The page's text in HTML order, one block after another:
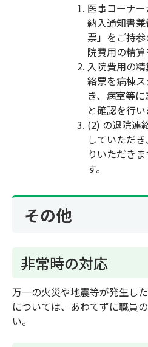
医事コーナ
納入通知書
票」をご持
院費用の精算
入院費用の
絡票を病棟
き、病室等
と確認を行い
(2) の退院連
していただ
りいただき
す。
その他
非常時の対応
万一の火災や地震等が発生し
については、あわてずに職員
い。